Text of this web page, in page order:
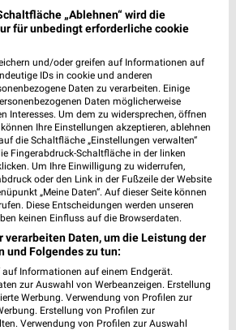
km 43,6 km
Noch heute gültig
XXXLutz
„Ablehnen“ wird die
für unbedingt erforderliche cookie
und/oder greifen auf Informationen auf
IDs in cookie und anderen
Daten zu verarbeiten. Einige
Daten möglicherweise
Interesses. Um dem zu widersprechen, öffnen
können Ihre Einstellungen akzeptieren, ablehnen
die Schaltfläche „Einstellungen verwalten“
Fingerabdruck-Schaltfläche in der linken
Um Ihre Einwilligung zu widerrufen,
oder den Link in der Fußzeile der Website
„Meine Daten“. Auf dieser Seite können
Diese Entscheidungen werden unseren
keinen Einfluss auf die Browserdaten.
verarbeiten Daten, um die Leistung der
und Folgendes zu tun:
Informationen auf einem Endgerät.
zur Auswahl von Werbeanzeigen. Erstellung
Werbung. Verwendung von Profilen zur
Erstellung von Profilen zur
Verwendung von Profilen zur Auswahl